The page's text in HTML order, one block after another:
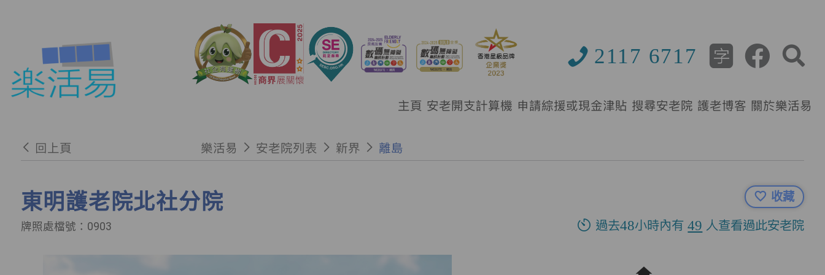
2117 6717
主頁 安老開支計算機 申請綜援或現金津貼 搜尋安老院 護老博客 關於樂活易
回上頁 樂活易 安老院列表 新界 離島
東明護老院北社分院
牌照處檔號：0903
收藏
過去48小時內有49 人查看過此安老院